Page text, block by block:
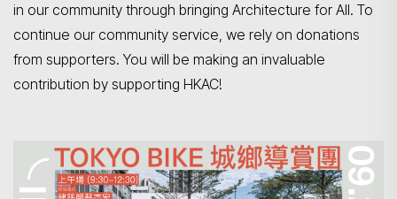
in our community through bringing Architecture for All. To
continue our community service, we rely on donations
from supporters. You will be making an invaluable
contribution by supporting HKAC!